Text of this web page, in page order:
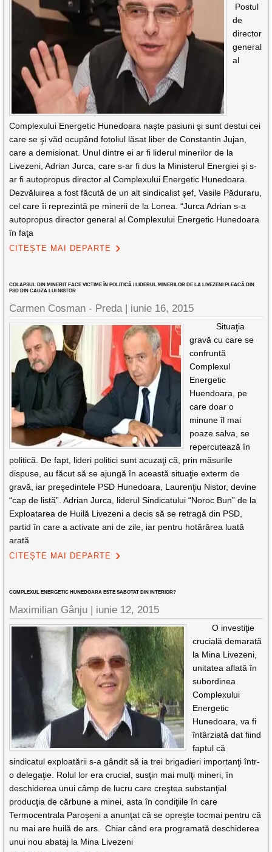
Postul
de
director
general
al
Complexului Energetic Hunedoara naşte pasiuni şi sunt destui cei
care se şi văd ocupând fotoliul lăsat liber de Constantin Jujan,
care a demisionat. Unul dintre ei ar fi liderul minerilor de la
Livezeni, Adrian Jurca, care s-ar fi dus la Ministerul Energiei şi s-
ar fi autopropus director al Complexului Energetic Hunedoara.
Dezvăluirea a fost făcută de un alt sindicalist şef, Vasile Păduraru,
cel care îi reprezintă pe minerii de la Lonea. “Jurca Adrian s-a
autopropus director general al Complexului Energetic Hunedoara
în faţa
CITEȘTE MAI DEPARTE
COLAPSUL DIN MINERIT FACE VICTIME ÎN POLITICĂ / LIDERUL MINERILOR DE LA LIVEZENI PLEACĂ DIN
PSD DIN CAUZA LUI NISTOR
Carmen Cosman - Preda | iunie 16, 2015
Situaţia
gravă cu care se
confruntă
Complexul
Energetic
Huendoara, pe
care doar o
minune îl mai
poaze salva, se
repercutează în
politică. De fapt, lideri politici sunt acuzaţi că, prin măsurile
dispuse, au făcut să se ajungă în această situaţie exterm de
gravă, iar preşedintele PSD Hunedoara, Laurenţiu Nistor, devine
“cap de listă”. Adrian Jurca, liderul Sindicatului “Noroc Bun” de la
Exploatarea de Huilă Livezeni a decis să se retragă din PSD,
partid în care a activate ani de zile, iar pentru hotărârea luată
arată
CITEȘTE MAI DEPARTE
COMPLEXUL ENERGETIC HUNEDOARA ESTE SABOTAT DIN INTERIOR?
Maximilian Gânju | iunie 12, 2015
O investiţie
crucială demarată
la Mina Livezeni,
unitatea aflată în
subordinea
Complexului
Energetic
Hunedoara, va fi
întârziată dat fiind
faptul că
sindicatul exploatării s-a gândit să ia trei brigadieri importanţi într-
o delegaţie. Rolul lor era crucial, susţin mai mulţi mineri, în
deschiderea unui câmp de lucru care creştea substanţial
producţia de cărbune a minei, asta în condiţiile în care
Termocentrala Paroşeni a anunţat că se opreşte tocmai pentru că
nu mai are huilă de ars. Chiar când era programată deschiderea
unui nou abataj la Mina Livezeni